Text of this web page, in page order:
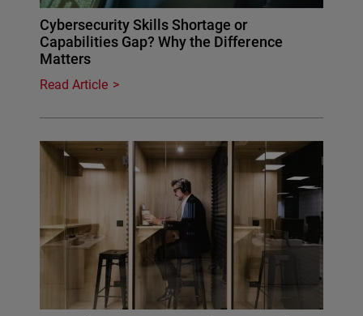
Cybersecurity Skills Shortage or
Capabilities Gap? Why the Difference
Matters
Read Article